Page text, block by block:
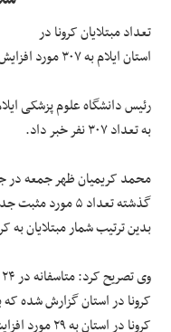
تعداد مبتلایان کرونا در
استان ایلام به ۳۰۷ مورد افزایش یافت
رئیس دانشگاه علوم پزشکی
به تعداد ۳۰۷ نفر خبر داد.
گذشته تعداد ۵
بدین ترتیب شمار مبتلایان به کرونا در
کرونا در استان گزارش شده که
کرونا در استان به ۲۹ مورد افزایش یافته است.